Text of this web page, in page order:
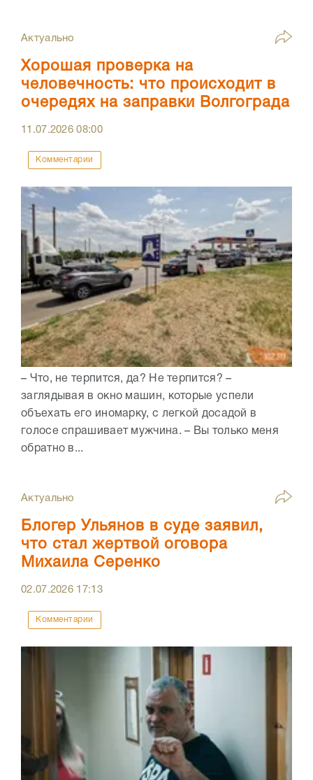
Актуально
Хорошая проверка на
человечность: что происходит в
очередях на заправки Волгограда
11.07.202608:00
Комментарии
– Что, не терпится, да? Не терпится? –
заглядывая в окно машин, которые успели
объехать его иномарку, с легкой досадой в
голосе спрашивает мужчина. – Вы только меня
обратно в...
Актуально
Блогер Ульянов в суде заявил,
что стал жертвой оговора
Михаила Серенко
02.07.2026 17:13
Комментарии